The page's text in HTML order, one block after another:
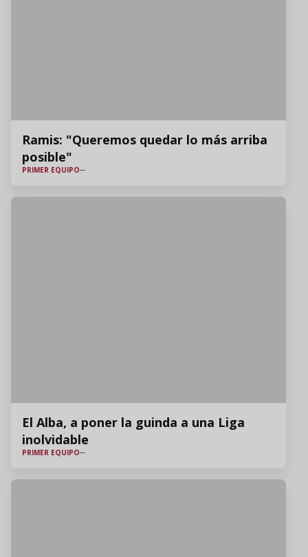
Ramis: "Queremos quedar lo más arriba
posible"
PRIMER EQUIPO
El Alba, a poner la guinda a una Liga
inolvidable
PRIMER EQUIPO